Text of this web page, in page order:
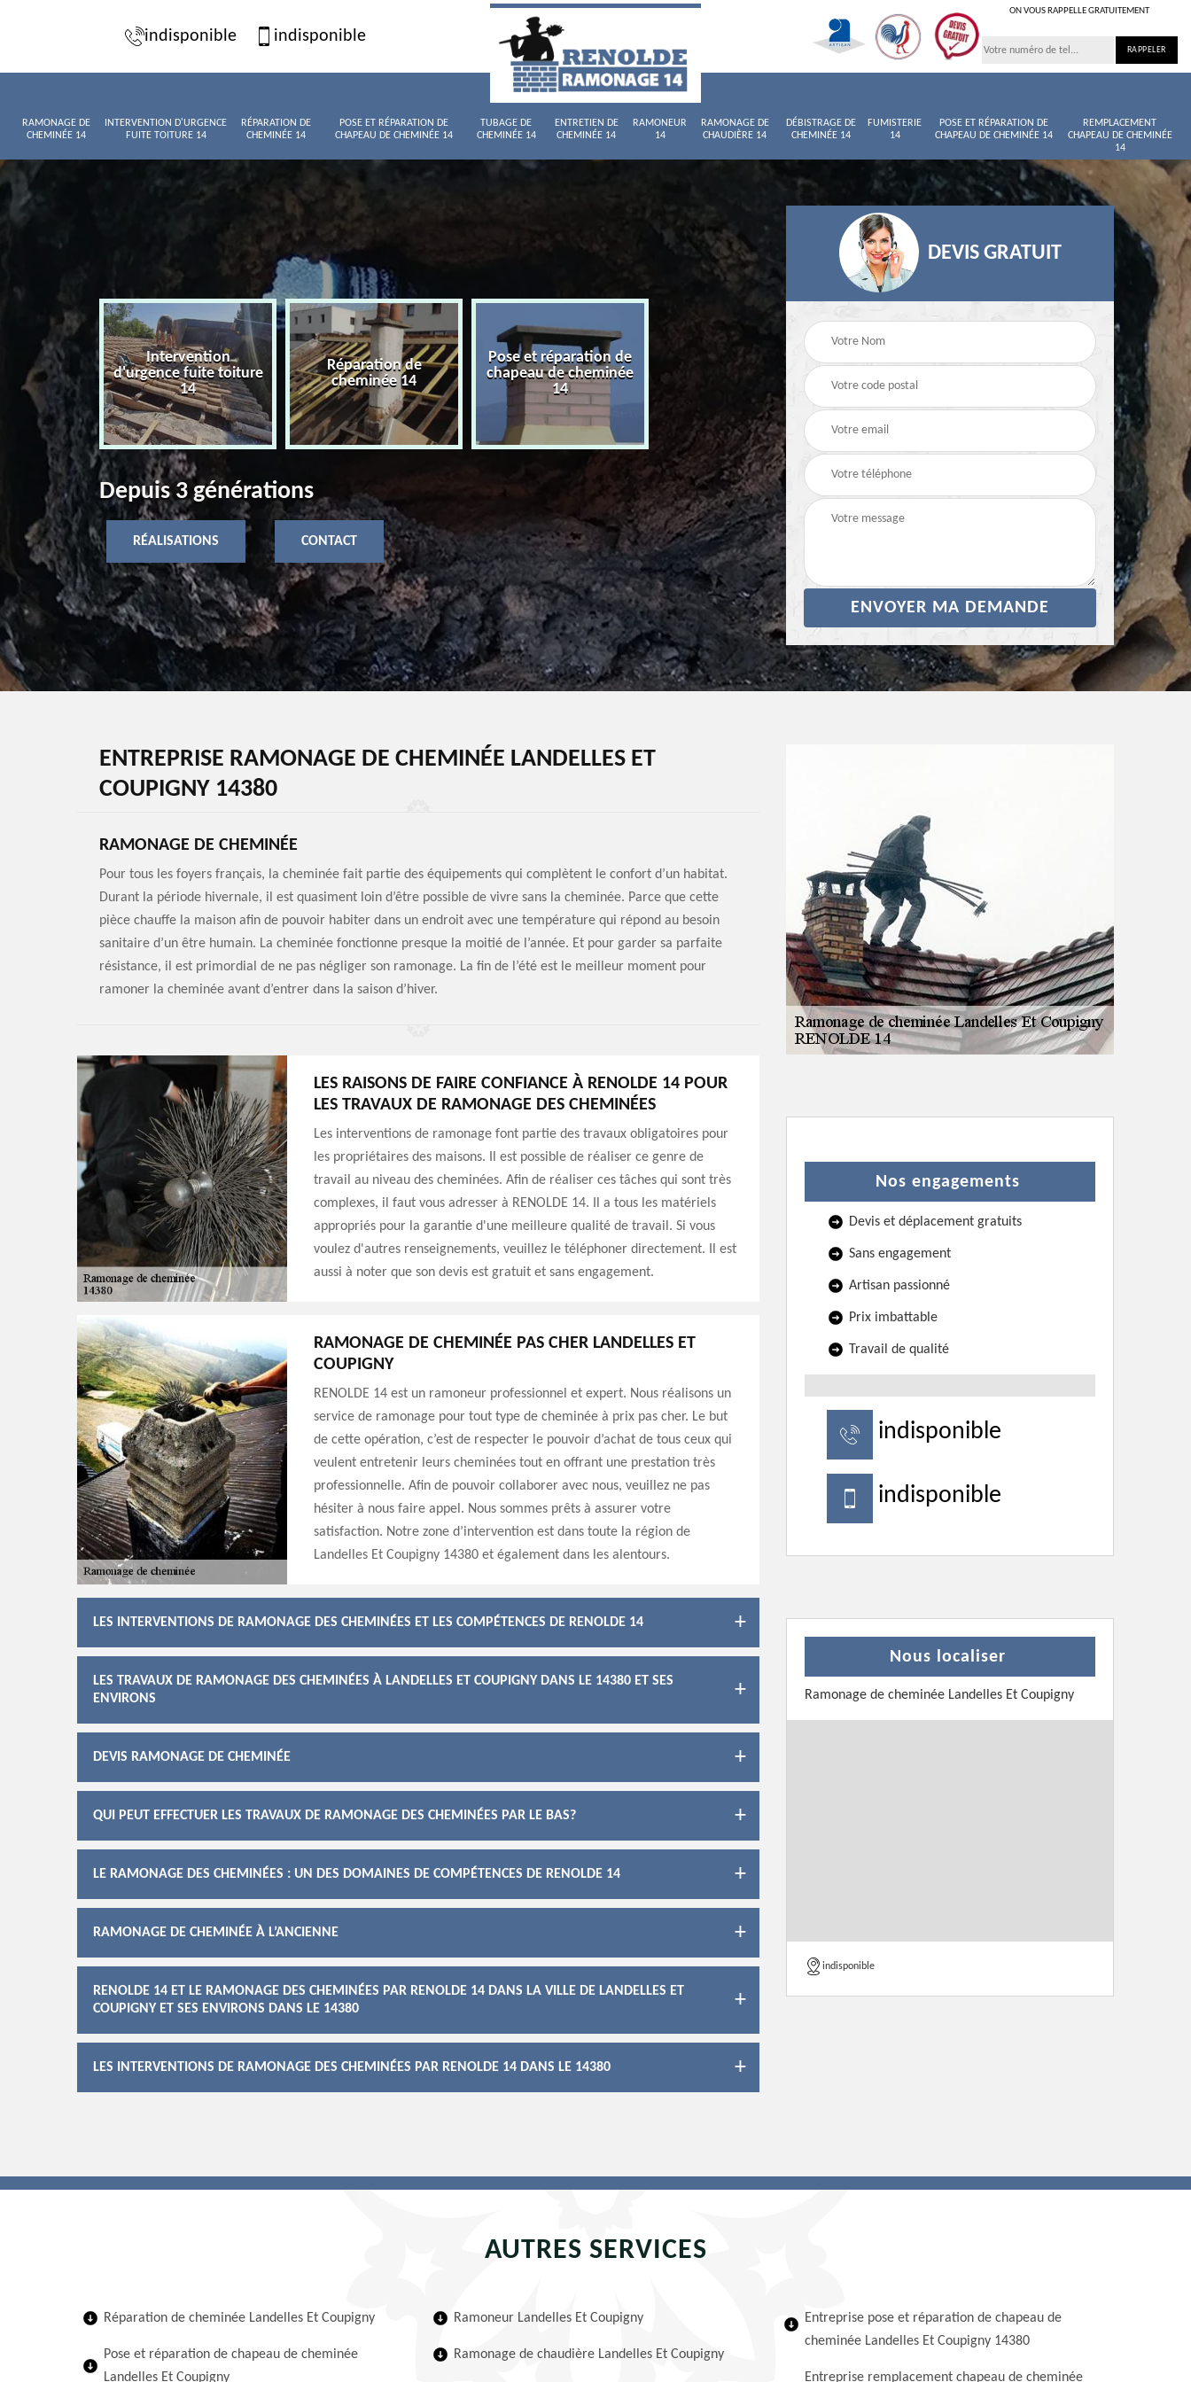
indisponible indisponible
ON VOUS RAPPELLE GRATUITEMENT
RAMONAGE DE
CHEMINÉE 14
INTERVENTION D'URGENCE
FUITE TOITURE 14
RÉPARATION DE
CHEMINÉE 14
POSE ET RÉPARATION DE
CHAPEAU DE CHEMINÉE 14
TUBAGE DE
CHEMINÉE 14
ENTRETIEN DE
CHEMINÉE 14
RAMONEUR
14
RAMONAGE DE
CHAUDIÈRE 14
DÉBISTRAGE DE
CHEMINÉE 14
FUMISTERIE
14
POSE ET RÉPARATION DE
CHAPEAU DE CHEMINÉE 14
REMPLACEMENT
CHAPEAU DE CHEMINÉE
14
de
14
Intervention
d'urgence fuite toiture
14
Réparation de
cheminée 14
Pose et réparation de
chapeau de cheminée
14
Tubage de cheminée
Entretien de cheminée
Ramoneur 14
Depuis 3 générations
RÉALISATIONS CONTACT
DEVIS GRATUIT
ENTREPRISE RAMONAGE DE CHEMINÉE LANDELLES ET
COUPIGNY 14380
RAMONAGE DE CHEMINÉE
Pour tous les foyers français, la cheminée fait partie des équipements qui complètent le confort d’un habitat.
Durant la période hivernale, il est quasiment loin d’être possible de vivre sans la cheminée. Parce que cette
pièce chauffe la maison afin de pouvoir habiter dans un endroit avec une température qui répond au besoin
sanitaire d’un être humain. La cheminée fonctionne presque la moitié de l’année. Et pour garder sa parfaite
résistance, il est primordial de ne pas négliger son ramonage. La fin de l’été est le meilleur moment pour
ramoner la cheminée avant d’entrer dans la saison d’hiver.
LES RAISONS DE FAIRE CONFIANCE À RENOLDE 14 POUR
LES TRAVAUX DE RAMONAGE DES CHEMINÉES
Les interventions de ramonage font partie des travaux obligatoires pour
les propriétaires des maisons. Il est possible de réaliser ce genre de
travail au niveau des cheminées. Afin de réaliser ces tâches qui sont très
complexes, il faut vous adresser à RENOLDE 14. Il a tous les matériels
appropriés pour la garantie d'une meilleure qualité de travail. Si vous
voulez d'autres renseignements, veuillez le téléphoner directement. Il est
aussi à noter que son devis est gratuit et sans engagement.
RAMONAGE DE CHEMINÉE PAS CHER LANDELLES ET
COUPIGNY
RENOLDE 14 est un ramoneur professionnel et expert. Nous réalisons un
service de ramonage pour tout type de cheminée à prix pas cher. Le but
de cette opération, c’est de respecter le pouvoir d’achat de tous ceux qui
veulent entretenir leurs cheminées tout en offrant une prestation très
professionnelle. Afin de pouvoir collaborer avec nous, veuillez ne pas
hésiter à nous faire appel. Nous sommes prêts à assurer votre
satisfaction. Notre zone d’intervention est dans toute la région de
Landelles Et Coupigny 14380 et également dans les alentours.
LES INTERVENTIONS DE RAMONAGE DES CHEMINÉES ET LES COMPÉTENCES DE RENOLDE 14
LES TRAVAUX DE RAMONAGE DES CHEMINÉES À LANDELLES ET COUPIGNY DANS LE 14380 ET SES
ENVIRONS
DEVIS RAMONAGE DE CHEMINÉE
QUI PEUT EFFECTUER LES TRAVAUX DE RAMONAGE DES CHEMINÉES PAR LE BAS?
LE RAMONAGE DES CHEMINÉES : UN DES DOMAINES DE COMPÉTENCES DE RENOLDE 14
RAMONAGE DE CHEMINÉE À L’ANCIENNE
RENOLDE 14 ET LE RAMONAGE DES CHEMINÉES PAR RENOLDE 14 DANS LA VILLE DE LANDELLES ET
COUPIGNY ET SES ENVIRONS DANS LE 14380
LES INTERVENTIONS DE RAMONAGE DES CHEMINÉES PAR RENOLDE 14 DANS LE 14380
Nos engagements
Devis et déplacement gratuits
Sans engagement
Artisan passionné
Prix imbattable
Travail de qualité
indisponible
indisponible
Nous localiser
Ramonage de cheminée Landelles Et Coupigny
indisponible
AUTRES SERVICES
Réparation de cheminée Landelles Et Coupigny
Pose et réparation de chapeau de cheminée
Landelles Et Coupigny
Ramoneur Landelles Et Coupigny
Ramonage de chaudière Landelles Et Coupigny
Entreprise pose et réparation de chapeau de
cheminée Landelles Et Coupigny 14380
Entreprise remplacement chapeau de cheminée